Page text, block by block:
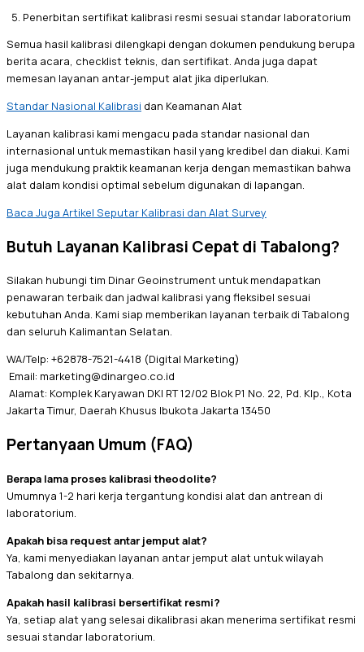
Penerbitan sertifikat kalibrasi resmi sesuai standar laboratorium
Semua hasil kalibrasi dilengkapi dengan dokumen pendukung berupa
berita acara, checklist teknis, dan sertifikat. Anda juga dapat
memesan layanan antar-jemput alat jika diperlukan.
Standar Nasional Kalibrasi dan Keamanan Alat
Layanan kalibrasi kami mengacu pada standar nasional dan
internasional untuk memastikan hasil yang kredibel dan diakui. Kami
juga mendukung praktik keamanan kerja dengan memastikan bahwa
alat dalam kondisi optimal sebelum digunakan di lapangan.
Baca Juga Artikel Seputar Kalibrasi dan Alat Survey
Butuh Layanan Kalibrasi Cepat di Tabalong?
Silakan hubungi tim Dinar Geoinstrument untuk mendapatkan
penawaran terbaik dan jadwal kalibrasi yang fleksibel sesuai
kebutuhan Anda. Kami siap memberikan layanan terbaik di Tabalong
dan seluruh Kalimantan Selatan.
WA/Telp: +62878-7521-4418 (Digital Marketing)
Email: marketing@dinargeo.co.id
Alamat: Komplek Karyawan DKI RT 12/02 Blok P1 No. 22, Pd. Klp., Kota
Jakarta Timur, Daerah Khusus Ibukota Jakarta 13450
Pertanyaan Umum (FAQ)
Berapa lama proses kalibrasi theodolite?
Umumnya 1-2 hari kerja tergantung kondisi alat dan antrean di
laboratorium.
Apakah bisa request antar jemput alat?
Ya, kami menyediakan layanan antar jemput alat untuk wilayah
Tabalong dan sekitarnya.
Apakah hasil kalibrasi bersertifikat resmi?
Ya, setiap alat yang selesai dikalibrasi akan menerima sertifikat resmi
sesuai standar laboratorium.